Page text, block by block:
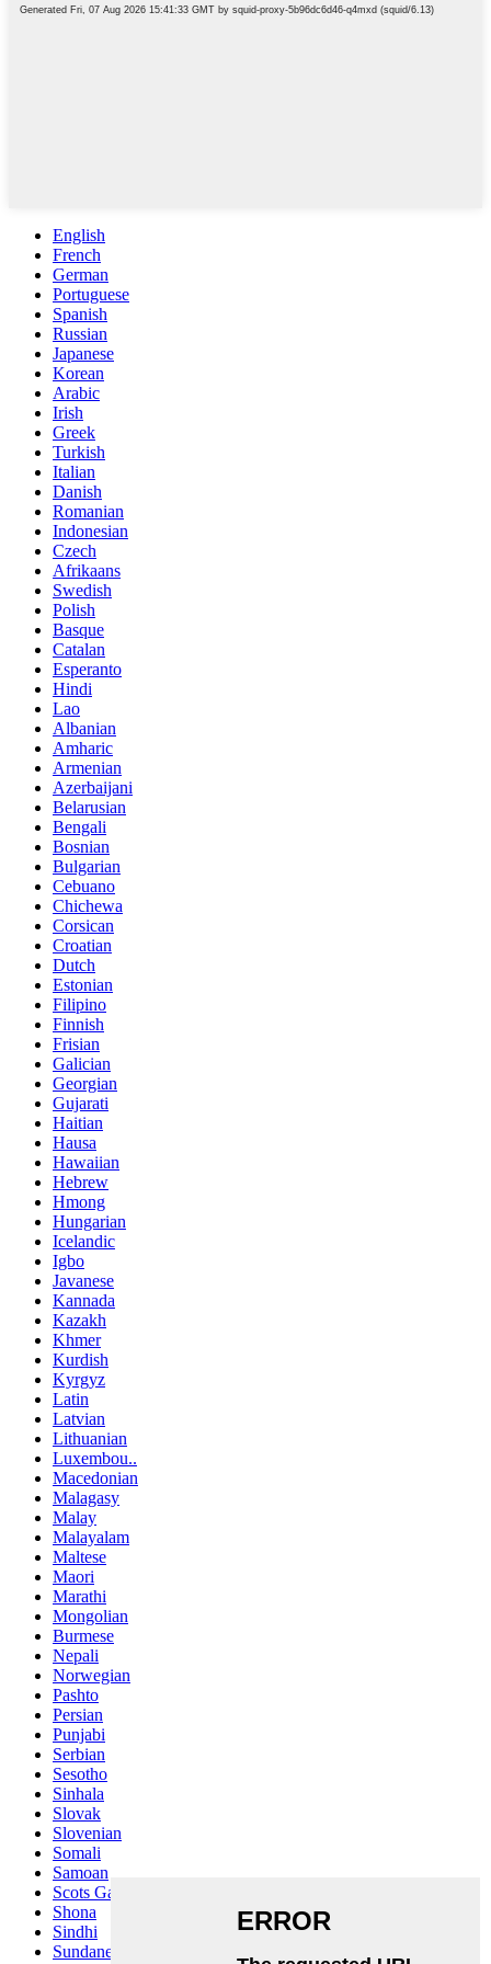
English
French
German
Portuguese
Spanish
Russian
Japanese
Korean
Arabic
Irish
Greek
Turkish
Italian
Danish
Romanian
Indonesian
Czech
Afrikaans
Swedish
Polish
Basque
Catalan
Esperanto
Hindi
Lao
Albanian
Amharic
Armenian
Azerbaijani
Belarusian
Bengali
Bosnian
Bulgarian
Cebuano
Chichewa
Corsican
Croatian
Dutch
Estonian
Filipino
Finnish
Frisian
Galician
Georgian
Gujarati
Haitian
Hausa
Hawaiian
Hebrew
Hmong
Hungarian
Icelandic
Igbo
Javanese
Kannada
Kazakh
Khmer
Kurdish
Kyrgyz
Latin
Latvian
Lithuanian
Luxembou..
Macedonian
Malagasy
Malay
Malayalam
Maltese
Maori
Marathi
Mongolian
Burmese
Nepali
Norwegian
Pashto
Persian
Punjabi
Serbian
Sesotho
Sinhala
Slovak
Slovenian
Somali
Samoan
Scots Gaelic
Shona
Sindhi
Sundanese